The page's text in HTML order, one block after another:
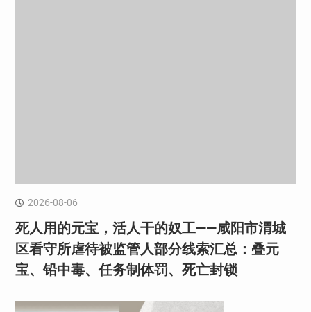
2026-08-06
死人用的元宝，活人干的奴工——咸阳市渭城
区看守所虐待被监管人部分线索汇总：叠元
宝、铅中毒、任务制体罚、死亡封锁